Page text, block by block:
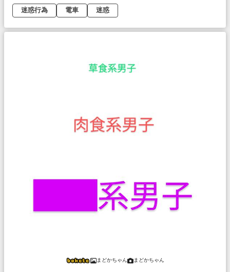
迷惑行為
電車 迷惑
まどかちゃん まどかちゃん